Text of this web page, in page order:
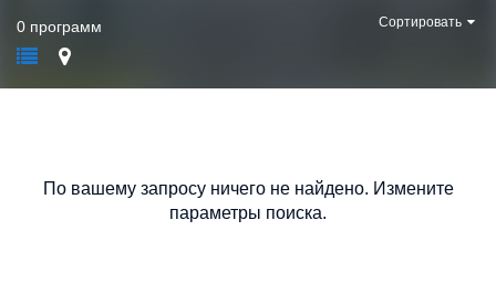
0 программ Сортировать
По вашему запросу ничего не найдено. Измените
параметры поиска.